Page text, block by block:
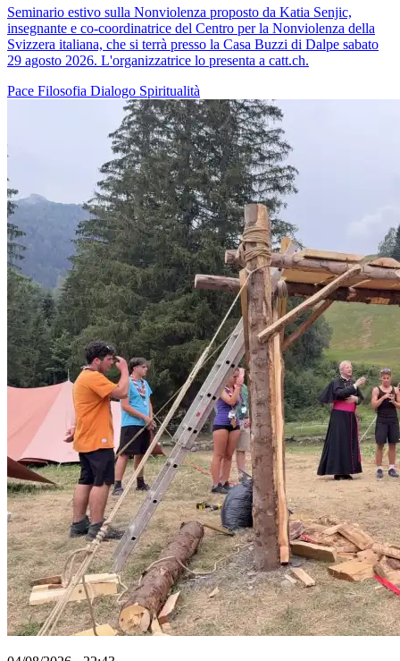
Seminario estivo sulla Nonviolenza proposto da Katia Senjic,
insegnante e co-coordinatrice del Centro per la Nonviolenza della
Svizzera italiana, che si terrà presso la Casa Buzzi di Dalpe sabato
29 agosto 2026. L'organizzatrice lo presenta a catt.ch.
Pace Filosofia Dialogo Spiritualità